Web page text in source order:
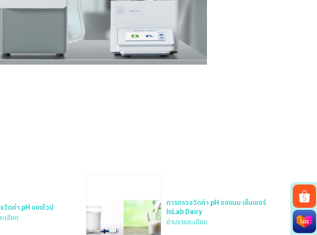
วัดค่า pH ของไวน์
เอียด
การตรวจวัดค่า pH ของนม เซ็นเซอร์
InLab Dairy
อ่านรายละเอียด